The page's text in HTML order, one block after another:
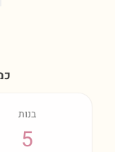
בנות
5